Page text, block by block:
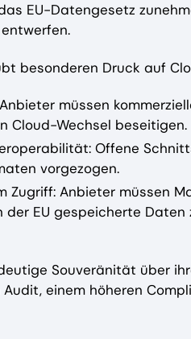
EU-Datengesetz
besonderen Druck auf
müssen
Cloud-Wechsel beseitigen.
Offene
vorgezogen.
Zugriff: Anbieter müssen
EU gespeicherte
Souveränität über
einem höheren